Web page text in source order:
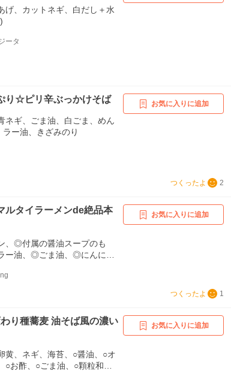
げ、カットネギ、白だし＋水
ータ
り☆ピリ辛ぶっかけそば
ネギ、ごま油、白ごま、めん
ー油、きざみのり
お気に入りに追加
つくったよ 2
ルタイラーメンde絶品本
、◎付属の醤油スープのも
油、◎ごま油、◎にんにくチ
お気に入りに追加
つくったよ 1
り種蕎麦 油そば風の濃い
黄、ネギ、海苔、○醤油、○オ
○お酢、○ごま油、○顆粒和風
お気に入りに追加